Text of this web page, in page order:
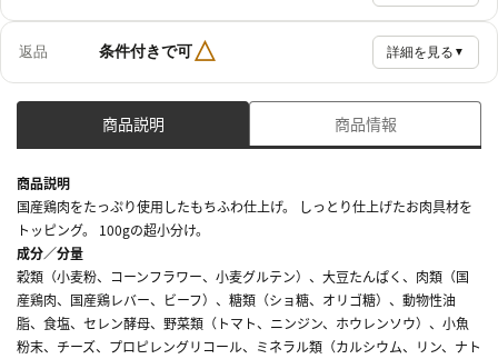
返品 条件付きで可△ 詳細を見る ▼
商品説明 商品情報
商品説明
国産鶏肉をたっぷり使用したもちふわ仕上げ。 しっとり仕上げたお肉具材を
トッピング。 100gの超小分け。
成分／分量
穀類（小麦粉、コーンフラワー、小麦グルテン）、大豆たんぱく、肉類（国
産鶏肉、国産鶏レバー、ビーフ）、糖類（ショ糖、オリゴ糖）、動物性油
脂、食塩、セレン酵母、野菜類（トマト、ニンジン、ホウレンソウ）、小魚
粉末、チーズ、プロピレングリコール、ミネラル類（カルシウム、リン、ナト